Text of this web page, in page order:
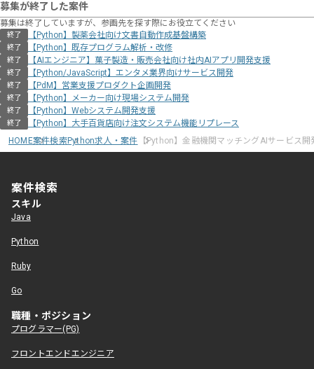
募集が終了した案件
募集は終了していますが、参画先を探す際にお役立てください
終了 【Python】製薬会社向け文書自動作成基盤構築
終了 【Python】既存プログラム解析・改修
終了 【AIエンジニア】菓子製造・販売会社向け社内AIアプリ開発支援
終了 【Python/JavaScript】エンタメ業界向けサービス開発
終了 【PdM】営業支援プロダクト企画開発
終了 【Python】メーカー向け現場システム開発
終了 【Python】Webシステム開発支援
終了
【Python】大手百貨店向け注文システム機能リプレース
HOME案件検索Python求人・案件 【Python】金融機関マッチングAIサービス開
案件検索
スキル
Java
Python
Ruby
Go
職種・ポジション
プログラマー(PG)
フロントエンドエンジニア